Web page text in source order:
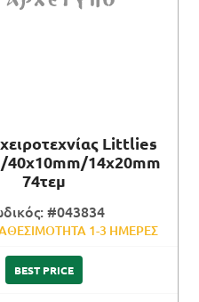
Littlies
40x10mm/14x20mm
74τεμ
#043834
1-3 ΗΜΕΡΕΣ
BEST PRICE